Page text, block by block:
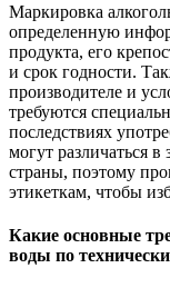
Маркировка
определенную
продукта, его
и срок годности.
производителе и
требуются
последствиях
могут различаться
страны, поэтому
этикеткам, чтобы
Какие основные
воды по